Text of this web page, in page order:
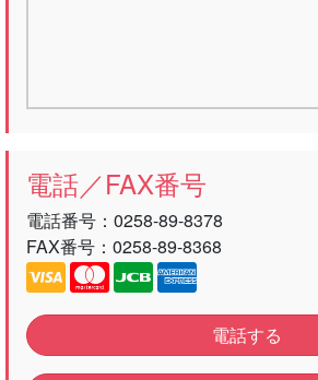
電話／FAX番号
電話番号： 0258-89-8378
FAX番号：0258-89-8368
電話する